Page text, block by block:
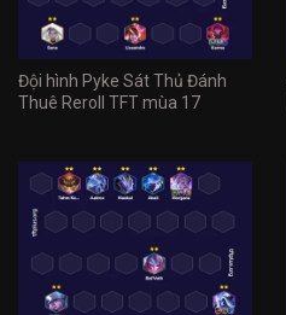
Đội hình Pyke Sát Thủ Đánh
Thuê Reroll TFT mùa 17